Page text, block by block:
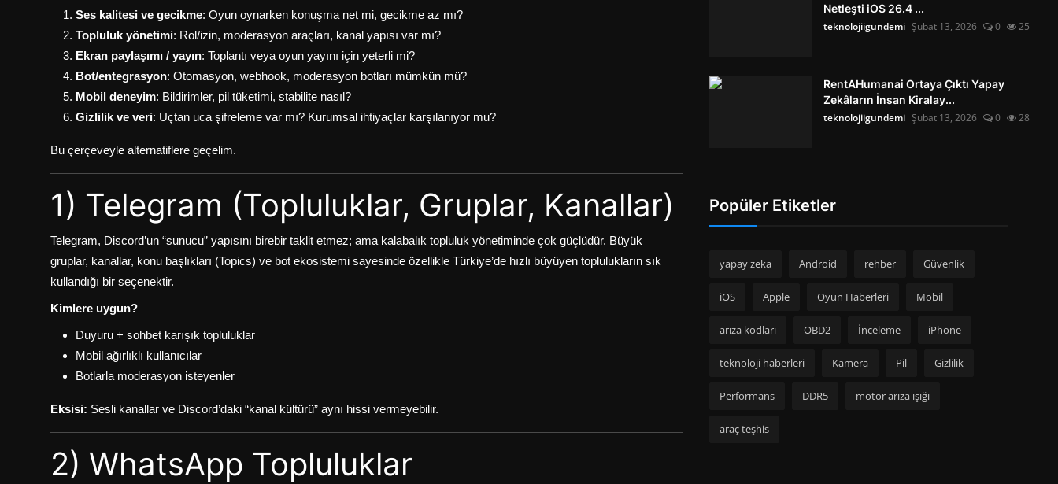
Ses kalitesi ve gecikme: Oyun oynarken konuşma net mi, gecikme az mı?
Topluluk yönetimi: Rol/izin, moderasyon araçları, kanal yapısı var mı?
Ekran paylaşımı / yayın: Toplantı veya oyun yayını için yeterli mi?
Bot/entegrasyon: Otomasyon, webhook, moderasyon botları mümkün mü?
Mobil deneyim: Bildirimler, pil tüketimi, stabilite nasıl?
Gizlilik ve veri: Uçtan uca şifreleme var mı? Kurumsal ihtiyaçlar karşılanıyor mu?
Bu çerçeveyle alternatiflere geçelim.
1) Telegram (Topluluklar, Gruplar, Kanallar)
Telegram, Discord’un “sunucu” yapısını birebir taklit etmez; ama kalabalık topluluk yönetiminde çok güçlüdür. Büyük
gruplar, kanallar, konu başlıkları (Topics) ve bot ekosistemi sayesinde özellikle Türkiye’de hızlı büyüyen toplulukların sık
kullandığı bir seçenektir.
Kimlere uygun?
Duyuru + sohbet karışık topluluklar
Mobil ağırlıklı kullanıcılar
Botlarla moderasyon isteyenler
Eksisi: Sesli kanallar ve Discord’daki “kanal kültürü” aynı hissi vermeyebilir.
2) WhatsApp Topluluklar
Netleşti iOS 26.4 ...
teknolojiigundemi Şubat 13, 2026 0 25
RentAHumanai Ortaya Çıktı Yapay
Zekâların İnsan Kiralay...
teknolojiigundemi Şubat 13, 2026 0 28
Popüler Etiketler
yapay zeka Android rehber Güvenlik
iOS Apple Oyun Haberleri Mobil
arıza kodları OBD2 İnceleme iPhone
teknoloji haberleri Kamera Pil Gizlilik
Performans DDR5 motor arıza ışığı
araç teşhis